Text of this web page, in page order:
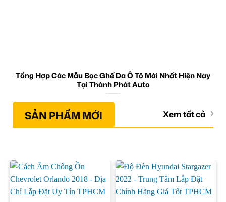
Tổng Hợp Các Mẫu Bọc Ghế Da Ô Tô Mới Nhất Hiện Nay
Tại Thành Phát Auto
SẢN PHẨM MỚI Xem tất cả